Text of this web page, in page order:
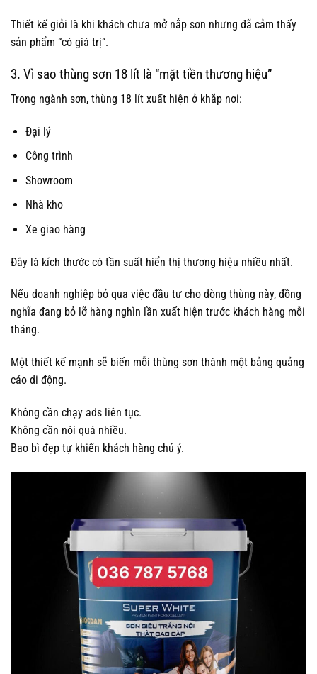
Thiết kế giỏi là khi khách chưa mở nắp sơn nhưng đã cảm thấy
sản phẩm “có giá trị”.
3. Vì sao thùng sơn 18 lít là “mặt tiền thương hiệu”
Trong ngành sơn, thùng 18 lít xuất hiện ở khắp nơi:
Đại lý
Công trình
Showroom
Nhà kho
Xe giao hàng
Đây là kích thước có tần suất hiển thị thương hiệu nhiều nhất.
Nếu doanh nghiệp bỏ qua việc đầu tư cho dòng thùng này, đồng
nghĩa đang bỏ lỡ hàng nghìn lần xuất hiện trước khách hàng mỗi
tháng.
Một thiết kế mạnh sẽ biến mỗi thùng sơn thành một bảng quảng
cáo di động.
Không cần chạy ads liên tục.
Không cần nói quá nhiều.
Bao bì đẹp tự khiến khách hàng chú ý.